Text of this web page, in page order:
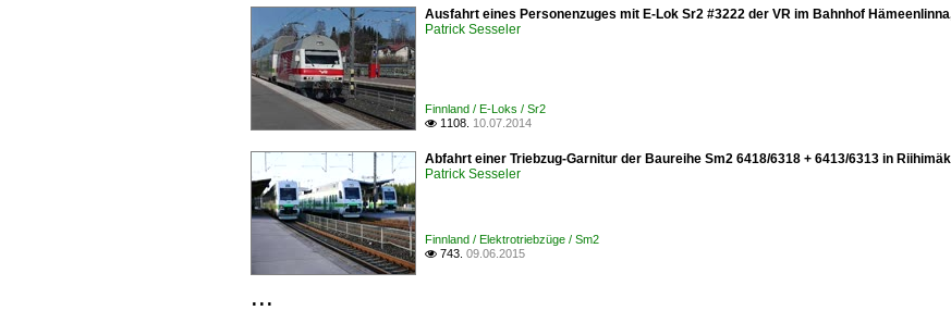
Ausfahrt eines Personenzuges mit E-Lok Sr2 #3222 der VR im Bahnhof
Patrick Sesseler
Finnland / E-Loks / Sr2
 1108. 10.07.2014
Abfahrt einer Triebzug-Garnitur der Baureihe Sm2 6418/6318 + 6413/6313 in
Patrick Sesseler
Finnland / Elektrotriebzüge / Sm2
 743. 09.06.2015
...